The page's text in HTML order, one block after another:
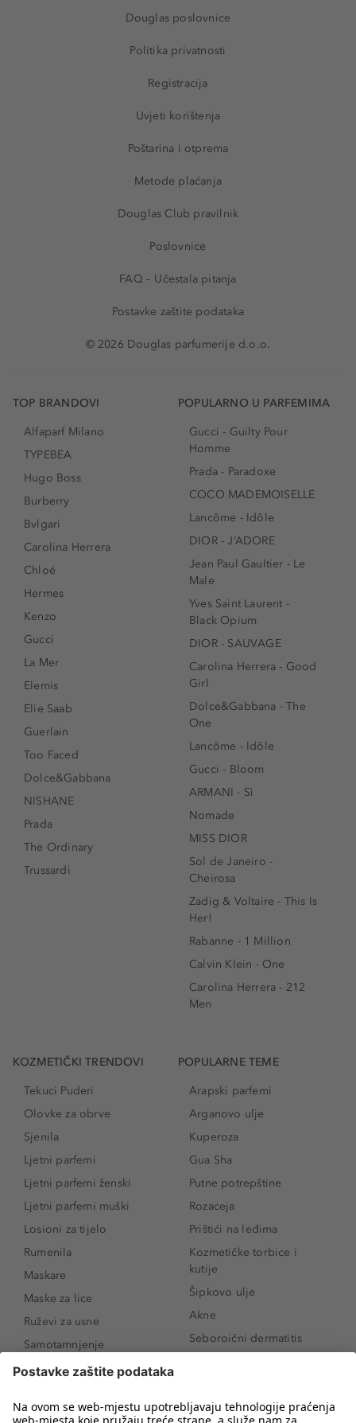
Douglas poslovnice
Politika privatnosti
Registracija
Uvjeti korištenja
Poštarina i otprema
Metode plaćanja
Douglas Club pravilnik
Poslovnice
FAQ – Učestala pitanja
Postavke zaštite podataka
© 2026 Douglas parfumerije d.o.o.
TOP BRANDOVI
Alfaparf Milano
TYPEBEA
Hugo Boss
Burberry
Bvlgari
Carolina Herrera
Chloé
Hermes
Kenzo
Gucci
La Mer
Elemis
Elie Saab
Guerlain
Too Faced
Dolce&Gabbana
NISHANE
Prada
The Ordinary
Trussardi
POPULARNO U PARFEMIMA
Gucci - Guilty Pour
Homme
Prada - Paradoxe
COCO MADEMOISELLE
Lancôme - Idôle
DIOR - J’ADORE
Jean Paul Gaultier - Le
Male
Yves Saint Laurent -
Black Opium
DIOR - SAUVAGE
Carolina Herrera - Good
Girl
Dolce&Gabbana - The
One
Lancôme - Idôle
Gucci - Bloom
ARMANI - Sì
Nomade
MISS DIOR
Sol de Janeiro -
Cheirosa
Zadig & Voltaire - This Is
Her!
Rabanne - 1 Million
Calvin Klein - One
Carolina Herrera - 212
Men
KOZMETIČKI TRENDOVI
Tekuci Puderi
Olovke za obrve
Sjenila
Ljetni parfemi
Ljetni parfemi ženski
Ljetni parfemi muški
Losioni za tijelo
Rumenila
Maskare
Maske za lice
Ruževi za usne
Samotamnjenje
Puderi
Proizvodi za obrve
POPULARNE TEME
Arapski parfemi
Arganovo ulje
Kuperoza
Gua Sha
Putne potrepštine
Rozaceja
Prištići na leđima
Kozmetičke torbice i
kutije
Šipkovo ulje
Akne
Seboroični dermatitis
Novo